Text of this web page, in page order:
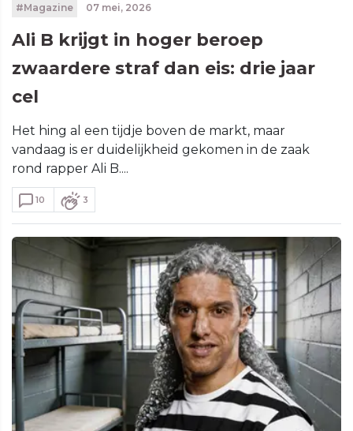
#Magazine 07 mei, 2026
Ali B krijgt in hoger beroep
zwaardere straf dan eis: drie jaar
cel
Het hing al een tijdje boven de markt, maar
vandaag is er duidelijkheid gekomen in de zaak
rond rapper Ali B....
10 3